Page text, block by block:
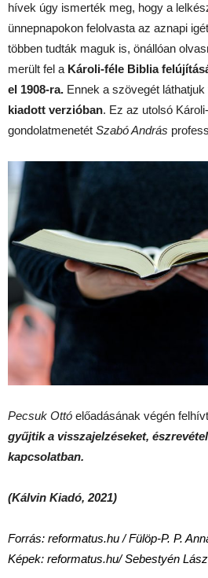
hívek úgy ismerték meg, hogy a
ünnepnapokon felolvasta az aznapi
többen tudták maguk is, önállóan
merült fel a Károli-féle Biblia
el 1908-ra. Ennek a szövegét
kiadott verzióban. Ez az utolsó
gondolatmenetét Szabó András
Pecsuk Ottó előadásának végén
gyűjtik a visszajelzéseket,
kapcsolatban.
(Kálvin Kiadó, 2021)
Forrás: reformatus.hu /Fülöp-P. P.
Képek: reformatus.hu/ Sebestyén